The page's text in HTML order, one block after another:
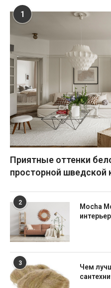
1
Приятные оттенки
просторной шведской
2
Mocha
3
Чем